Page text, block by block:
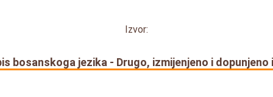
Izvor:
bosanskoga jezika - Drugo, izmijenjeno i dopunjeno